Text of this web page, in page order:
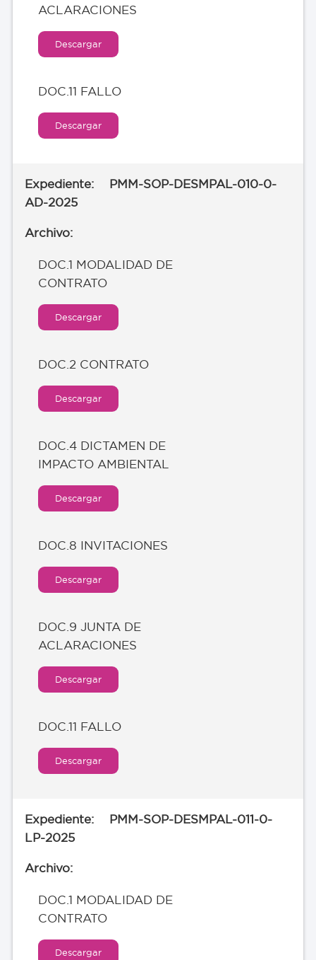
ACLARACIONES
Descargar
DOC.11 FALLO
Descargar
PMM-SOP-DESMPAL-010-0-
AD-2025
DOC.1 MODALIDAD DE
CONTRATO
Descargar
DOC.2 CONTRATO
Descargar
DOC.4 DICTAMEN DE
IMPACTO AMBIENTAL
Descargar
DOC.8 INVITACIONES
Descargar
DOC.9 JUNTA DE
ACLARACIONES
Descargar
DOC.11 FALLO
Descargar
PMM-SOP-DESMPAL-011-0-
LP-2025
DOC.1 MODALIDAD DE
CONTRATO
Descargar